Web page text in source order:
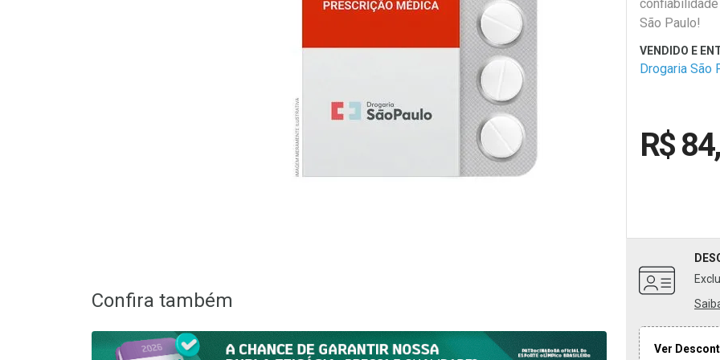
São Paulo!
Drogaria São
R$
Ver
Confira também